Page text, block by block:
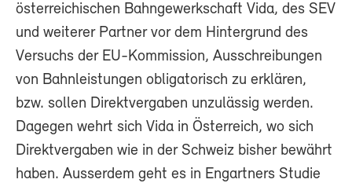
österreichischen Bahngewerkschaft Vida, des SEV
und weiterer Partner vor dem Hintergrund des
Versuchs der EU-Kommission, Ausschreibungen
von Bahnleistungen obligatorisch zu erklären,
bzw. sollen Direktvergaben unzulässig werden.
Dagegen wehrt sich Vida in Österreich, wo sich
Direktvergaben wie in der Schweiz bisher bewährt
haben. Ausserdem geht es in Engartners Studie